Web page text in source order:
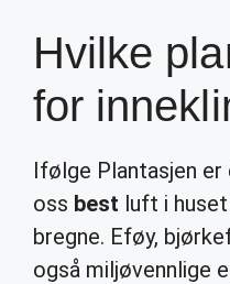
Hvilke
for
Ifølge Plantasjen er
oss best luft i
bregne. Eføy,
også miljøvennlige